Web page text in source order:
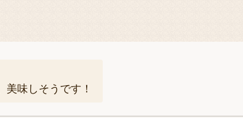
美味しそうです！